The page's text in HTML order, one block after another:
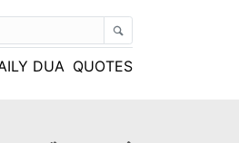
DUA QUOTES